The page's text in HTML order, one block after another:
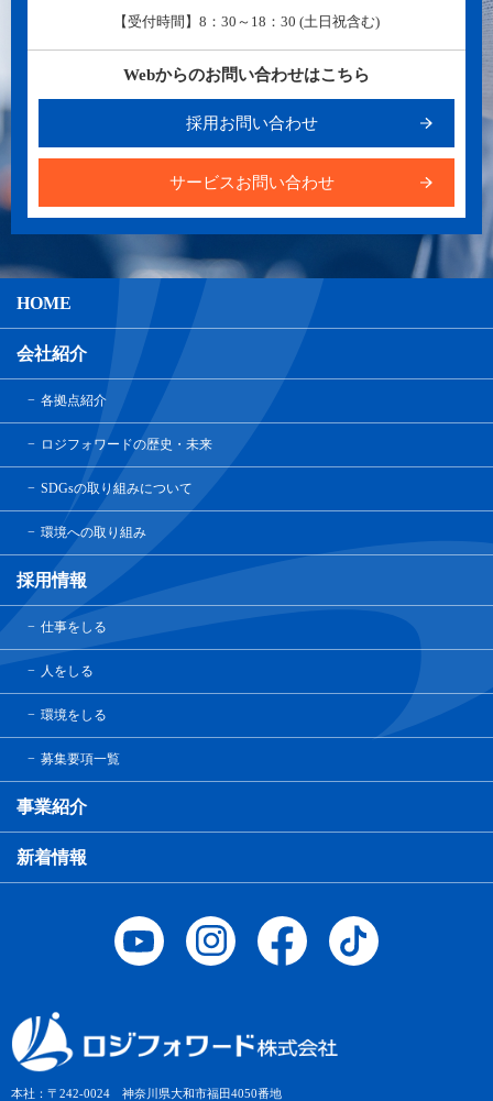
【受付時間】8：30～18：30 (土日祝含む)
Webからのお問い合わせはこちら
採用お問い合わせ
サービスお問い合わせ
本社：〒242-0024 神奈川県大和市福田4050番地
HOME
会社紹介
各拠点紹介
ロジフォワードの歴史・未来
SDGsの取り組みについて
環境への取り組み
採用情報
仕事をしる
人をしる
環境をしる
募集要項一覧
事業紹介
新着情報